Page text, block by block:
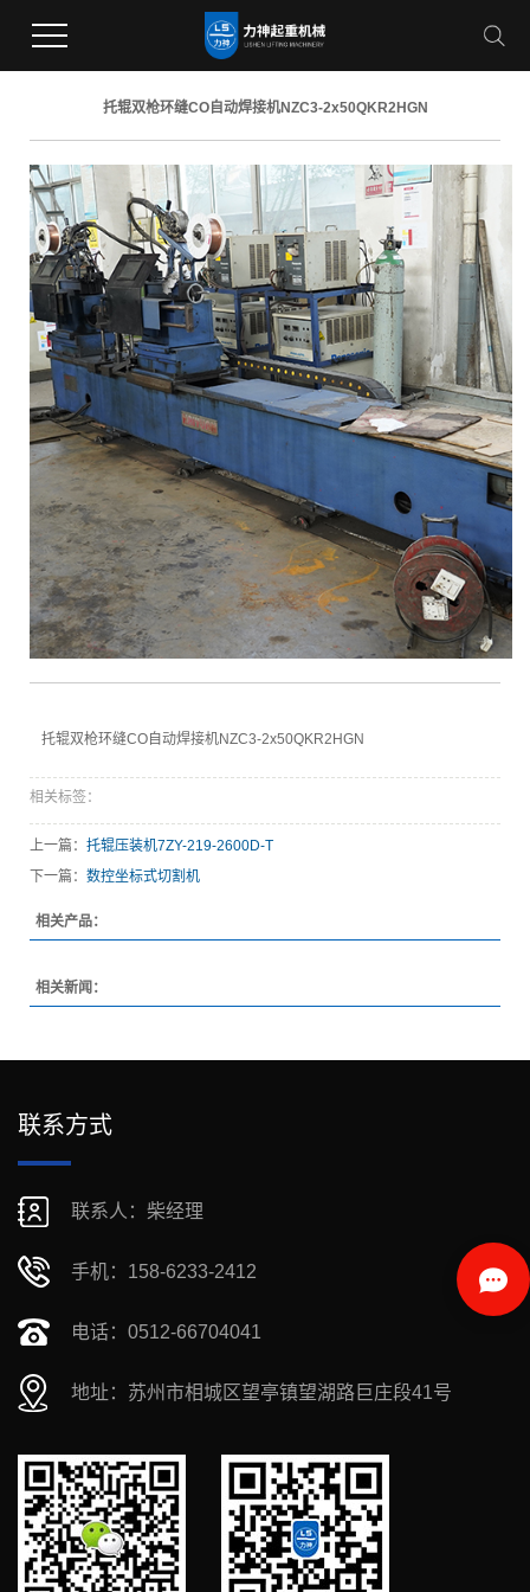
托辊双枪环缝CO自动焊接机NZC3-2x50QKR2HGN
托辊双枪环缝CO自动焊接机NZC3-2x50QKR2HGN
相关标签：
上一篇： 托辊压装机7ZY-219-2600D-T
下一篇： 数控坐标式切割机
相关产品：
相关新闻：
联系方式
联系人：柴经理
手机：158-6233-2412
电话：0512-66704041
地址：苏州市相城区望亭镇望湖路巨庄段41号